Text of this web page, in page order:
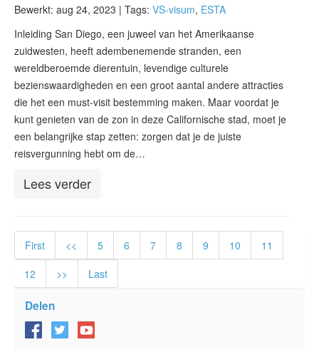
Bewerkt: aug 24, 2023 | Tags: VS-visum, ESTA
Inleiding San Diego, een juweel van het Amerikaanse
zuidwesten, heeft adembenemende stranden, een
wereldberoemde dierentuin, levendige culturele
bezienswaardigheden en een groot aantal andere attracties
die het een must-visit bestemming maken. Maar voordat je
kunt genieten van de zon in deze Californische stad, moet je
een belangrijke stap zetten: zorgen dat je de juiste
reisvergunning hebt om de…
Lees verder
First << 5 6 7 8 9 10
11
12
>> Last
Delen